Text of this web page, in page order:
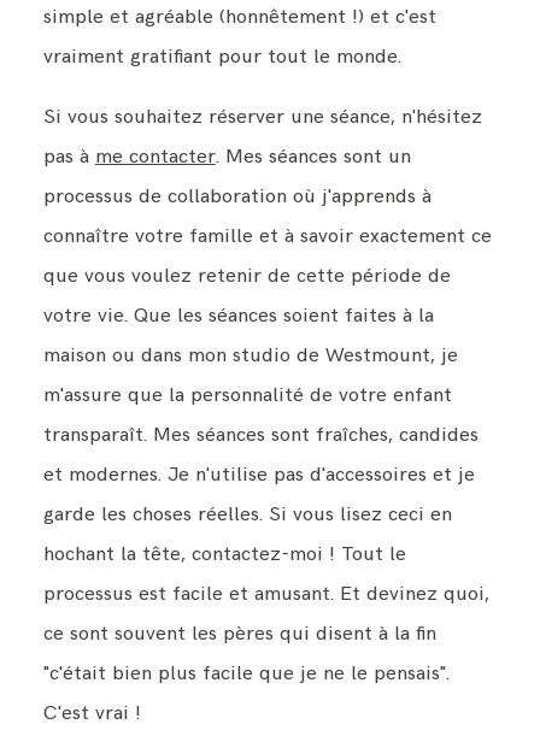
simple et agréable (honnêtement !) et c'est
vraiment gratifiant pour tout le monde.
Si vous souhaitez réserver une séance, n'hésitez
pas à me contacter. Mes séances sont un
processus de collaboration où j'apprends à
connaître votre famille et à savoir exactement ce
que vous voulez retenir de cette période de
votre vie. Que les séances soient faites à la
maison ou dans mon studio de Westmount, je
m'assure que la personnalité de votre enfant
transparaît. Mes séances sont fraîches, candides
et modernes. Je n'utilise pas d'accessoires et je
garde les choses réelles. Si vous lisez ceci en
hochant la tête, contactez-moi ! Tout le
processus est facile et amusant. Et devinez quoi,
ce sont souvent les pères qui disent à la fin
"c'était bien plus facile que je ne le pensais".
C'est vrai !